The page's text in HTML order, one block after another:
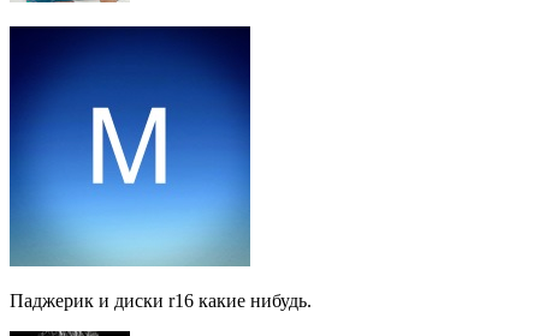
Паджерик и диски r16 какие нибудь.